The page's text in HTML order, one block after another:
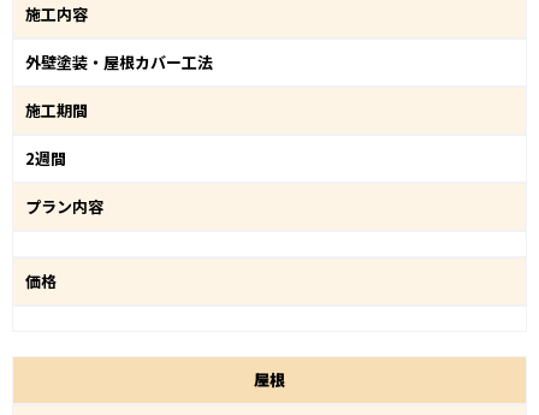
施工内容
外壁塗装・屋根カバー工法
施工期間
2週間
プラン内容
価格
屋根